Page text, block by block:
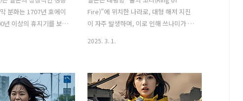
분화는 1707년 호에이
년 이상의 휴지기를 보이
학적·통계적 분석은 다
을 고려해야 합니다.1.
사와 주기성후지산은 약
Fire)"에 위치한 나라로, 대형 해저 지진
이 자주 발생하며, 이로 인해 쓰나미가 동
학적 근거와 통계적 데이터를 기반으로
분석해보겠습니다.1. 일본 해구(난카이
해곡, 일본 해구)에서 발생한 쓰나미와 한
2025. 3. 1.